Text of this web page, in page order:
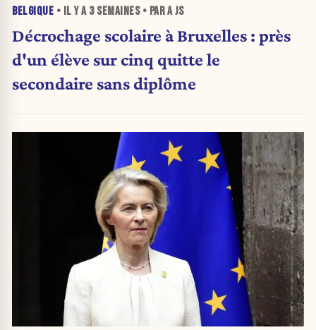
BELGIQUE • IL Y A 3 SEMAINES• PAR A JS
Décrochage scolaire à Bruxelles : près
d'un élève sur cinq quitte le
secondaire sans diplôme